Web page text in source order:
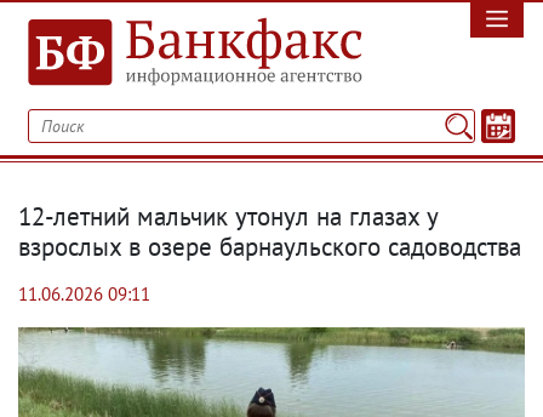
12-летний мальчик утонул на глазах у
взрослых в озере барнаульского садоводства
11.06.2026 09:11